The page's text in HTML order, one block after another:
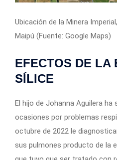
Ubicación de la Minera
Maipú (Fuente: Google Maps)
EFECTOS DE LA
SÍLICE
El hijo de Johanna Aguilera
ocasiones por problemas
octubre de 2022 le
sus pulmones producto de la